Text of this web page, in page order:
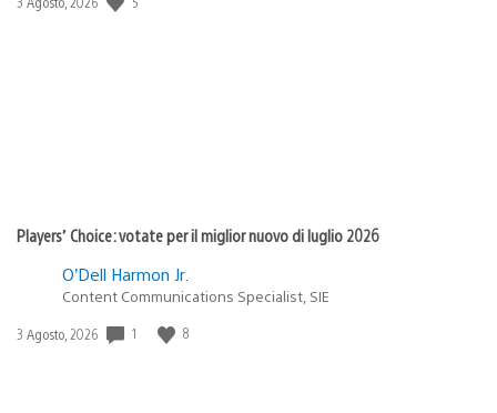
Players’ Choice: votate per il miglior nuovo di luglio 2026
O’Dell Harmon Jr.
Content Communications Specialist, SIE
Data
3 Agosto, 2026 1 8